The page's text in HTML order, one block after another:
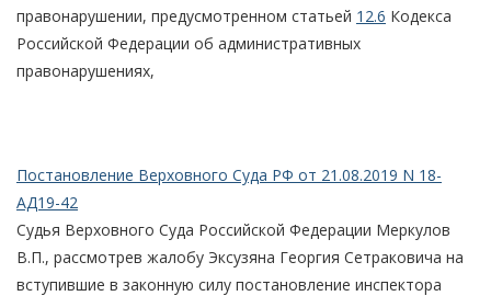
правонарушении, предусмотренном статьей 12.6 Кодекса
Российской Федерации об административных
правонарушениях,
Постановление Верховного Суда РФ от 21.08.2019 N 18-
АД19-42
Судья Верховного Суда Российской Федерации Меркулов
В.П., рассмотрев жалобу Эксузяна Георгия Сетраковича на
вступившие в законную силу постановление инспектора